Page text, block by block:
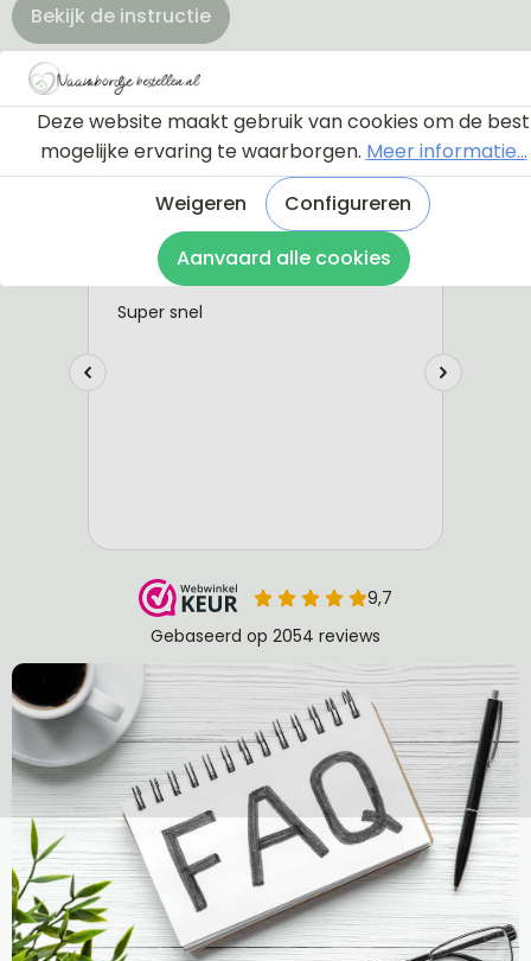
Bekijk de instructie
Deze website maakt gebruik van cookies om de best
mogelijke ervaring te waarborgen. Meer informatie...
Weigeren
Configureren
Aanvaard alle cookies